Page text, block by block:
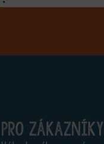
Pro zákazníky